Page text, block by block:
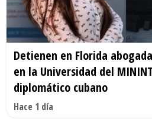
Detienen en Florida
en la Universidad del
diplomático cubano
Hace 1 día